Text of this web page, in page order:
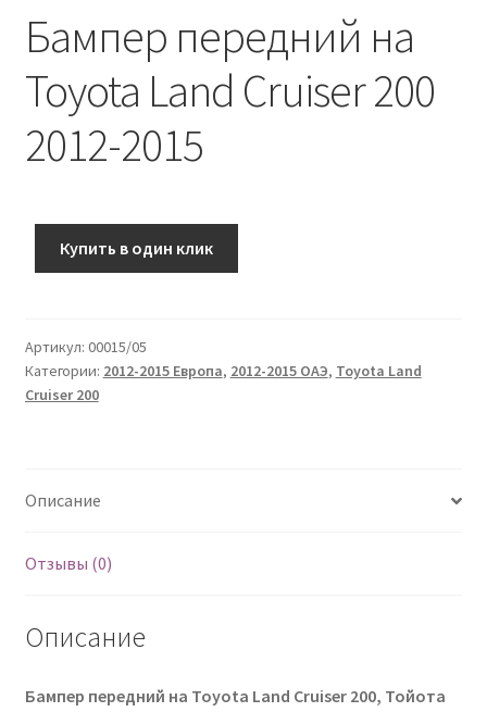
Бампер передний на
Toyota Land Cruiser 200
2012-2015
Купить в один клик
Артикул: 00015/05
Категории: 2012-2015 Европа, 2012-2015 ОАЭ, Toyota Land
Cruiser 200
Описание
Отзывы (0)
Описание
Бампер передний на Toyota Land Cruiser 200, Тойота